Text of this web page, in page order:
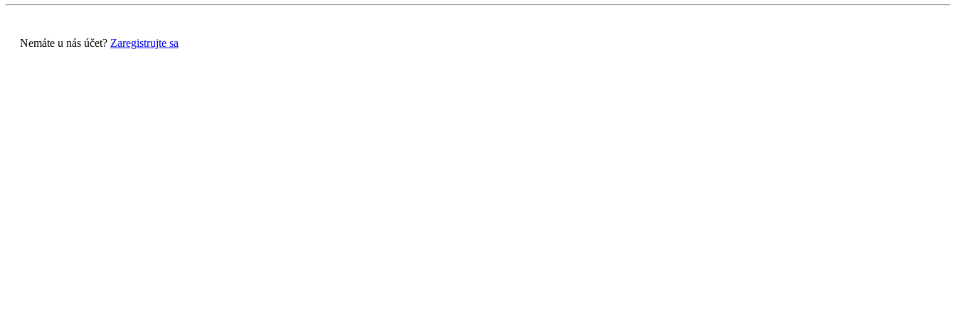
Nemáte u nás účet? Zaregistrujte sa